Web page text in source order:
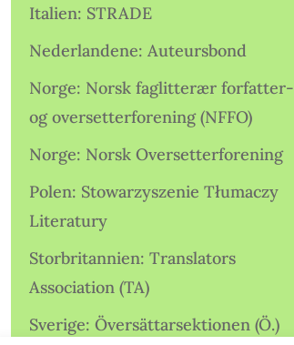
Italien: STRADE
Nederlandene: Auteursbond
Norge: Norsk faglitterær forfatter-
og oversetterforening (NFFO)
Norge: Norsk Oversetterforening
Polen: Stowarzyszenie Tłumaczy
Literatury
Storbritannien: Translators
Association (TA)
Sverige: Översättarsektionen (Ö.)